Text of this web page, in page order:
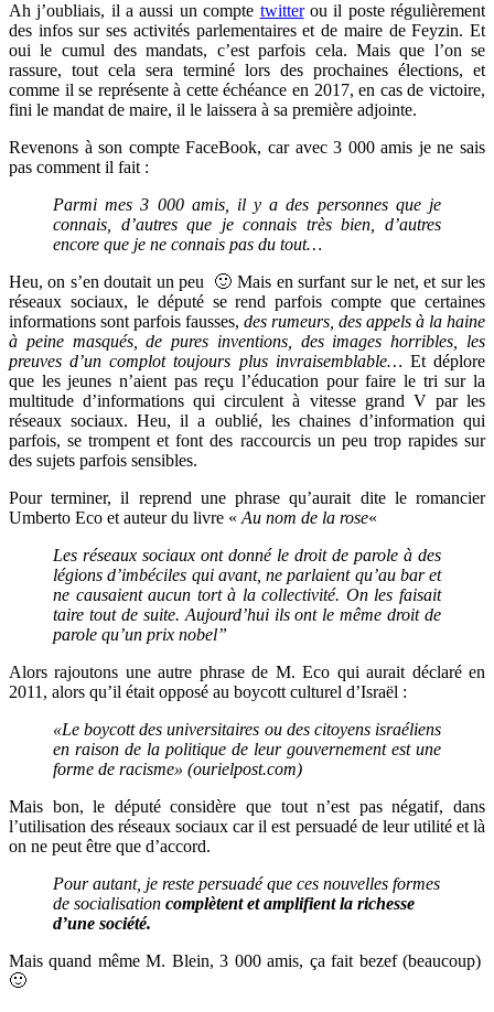
Ah j’oubliais, il a aussi un compte twitterou il poste régulièrement
des infos sur ses activités parlementaires et de maire de Feyzin. Et
oui le cumul des mandats, c’est parfois cela. Mais que l’on se
rassure, tout cela sera terminé lors des prochaines élections, et
comme il se représente à cette échéance en 2017, en cas de victoire,
fini le mandat de maire, il le laissera à sa première adjointe.
Revenons à son compte FaceBook, car avec 3 000 amis je ne sais
pas comment il fait :
Parmi mes 3 000 amis, il y a des personnes que je
connais, d’autres que je connais très bien, d’autres
encore que je ne connais pas du tout…
Heu, on s’en doutait un peu 🙂 Mais en surfant sur le net, et sur les
réseaux sociaux, le député se rend parfois compte que certaines
informations sont parfois fausses, des rumeurs, des appels à la haine
à peine masqués, de pures inventions, des images horribles, les
preuves d’un complot toujours plus invraisemblable… Et déplore
que les jeunes n’aient pas reçu l’éducation pour faire le tri sur la
multitude d’informations qui circulent à vitesse grand V par les
réseaux sociaux. Heu, il a oublié, les chaines d’information qui
parfois, se trompent et font des raccourcis un peu trop rapides sur
des sujets parfois sensibles.
Pour terminer, il reprend une phrase qu’aurait dite le romancier
Umberto Eco et auteur du livre « Au nom de la rose«
Les réseaux sociaux ont donné le droit de parole à des
légions d’imbéciles qui avant, ne parlaient qu’au bar et
ne causaient aucun tort à la collectivité. On les faisait
taire tout de suite. Aujourd’hui ils ont le même droit de
parole qu’un prix nobel”
Alors rajoutons une autre phrase de M. Eco qui aurait déclaré en
2011, alors qu’il était opposé au boycott culturel d’Israël :
«Le boycott des universitaires ou des citoyens israéliens
en raison de la politique de leur gouvernement est une
forme de racisme» (ourielpost.com)
Mais bon, le député considère que tout n’est pas négatif, dans
l’utilisation des réseaux sociaux car il est persuadé de leur utilité et là
on ne peut être que d’accord.
Pour autant, je reste persuadé que ces nouvelles formes
de socialisation complètent et amplifient la richesse
d’une société.
Mais quand même M. Blein, 3 000 amis, ça fait bezef (beaucoup)
🙂